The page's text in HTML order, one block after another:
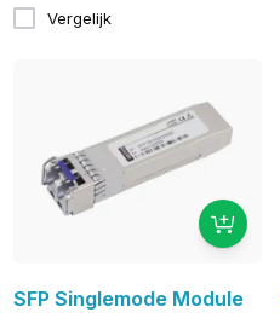
Vergelijk
SFP Singlemode Module